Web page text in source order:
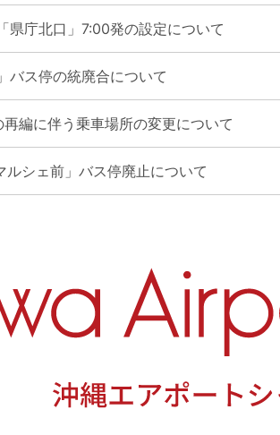
県庁北口」7:00発の設定について
バス停の統廃合について
編に伴う乗車場所の変更について
ルシェ前」バス停廃止について